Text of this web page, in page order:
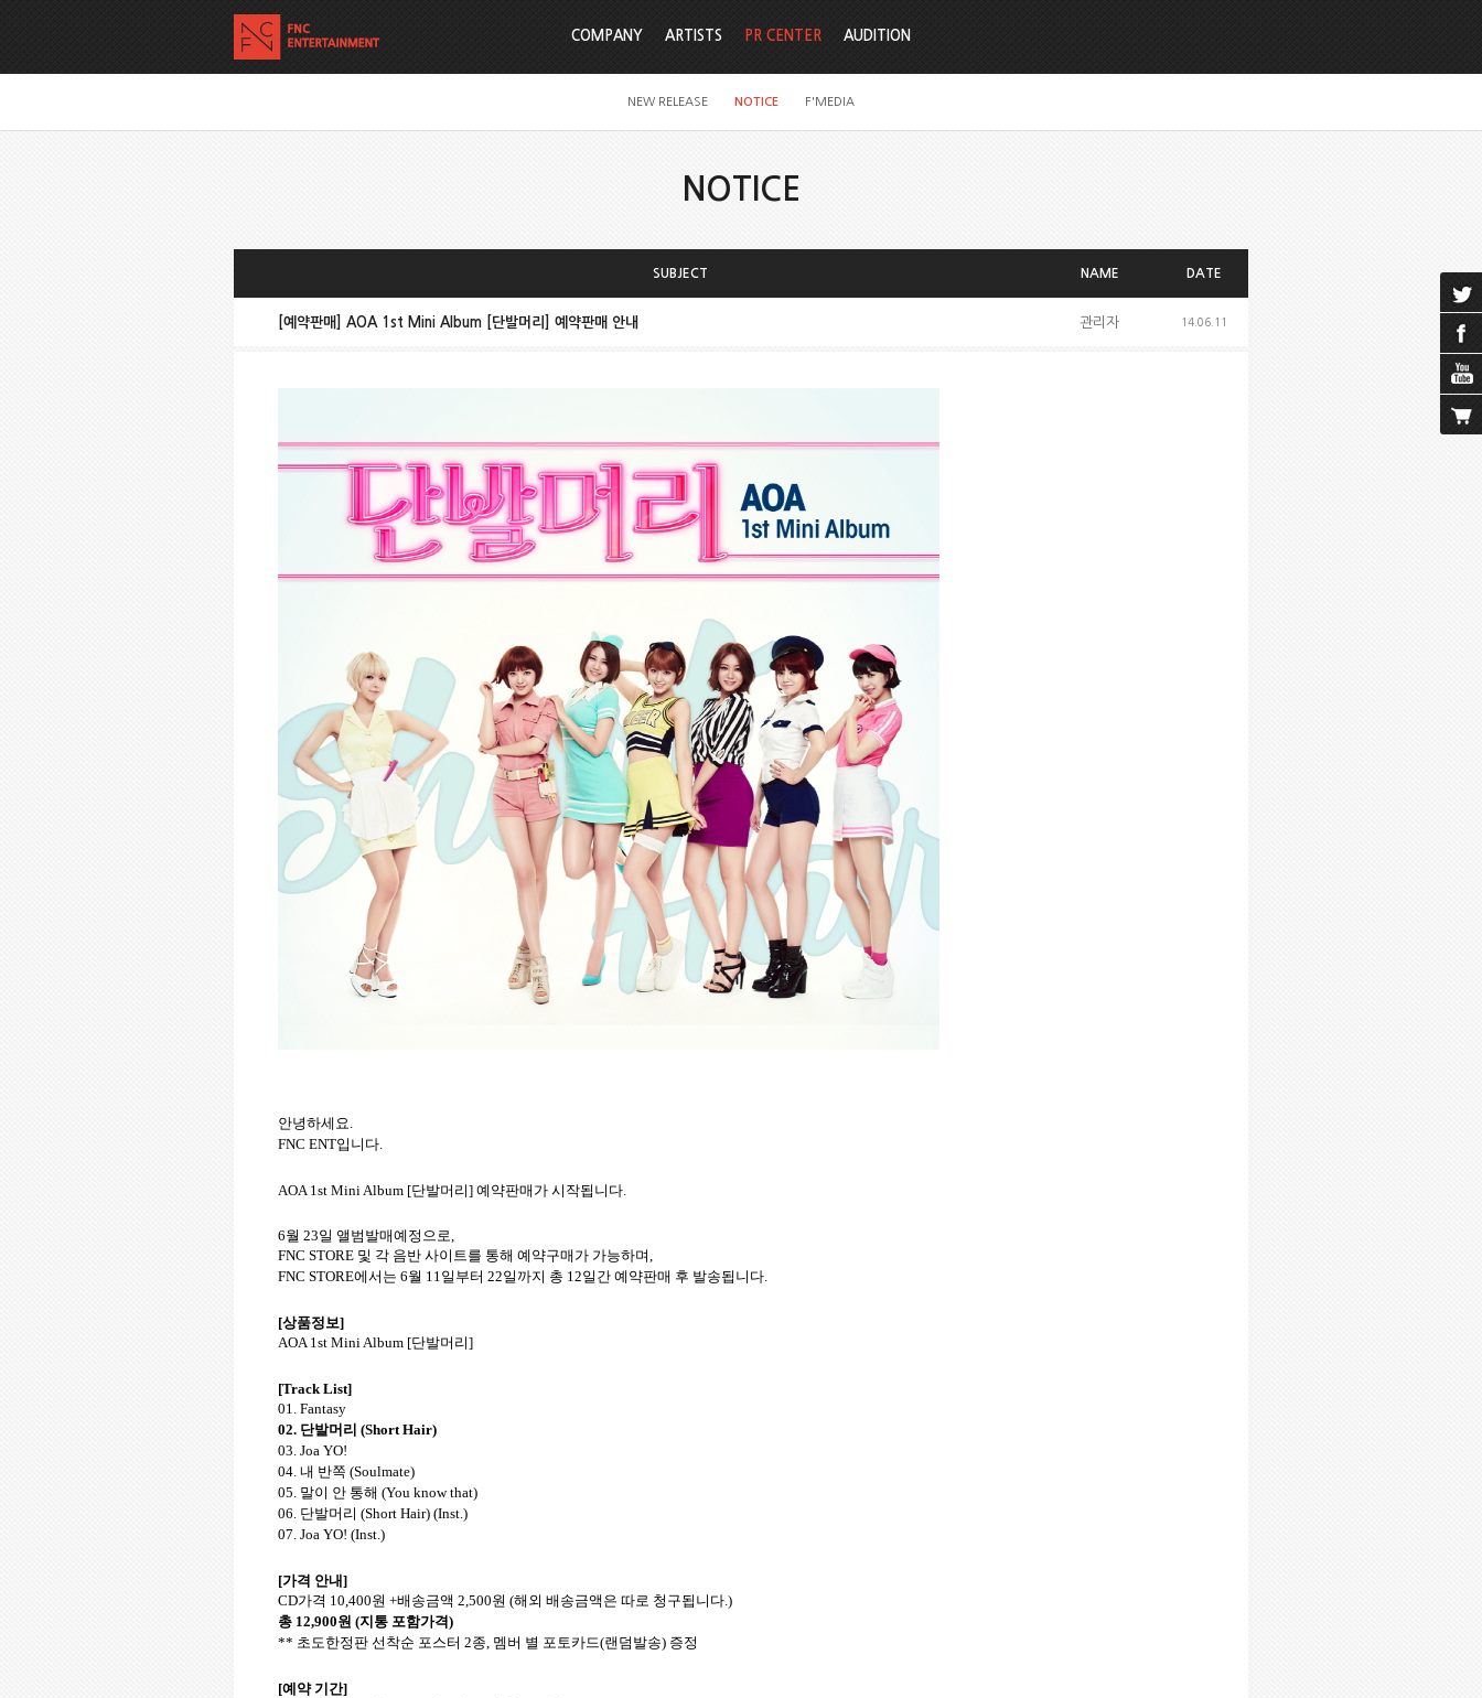
COMPANY ARTISTS PR CENTER
NEW RELEASE NOTICE F'MEDIA
AUDITION
NOTICE
SUBJECT NAME DATE
[예약판매] AOA 1st Mini Album [단발머리] 예약판매 안내 관리자 14.06.11
안녕하세요.
FNC ENT입니다.
AOA 1st Mini Album [단발머리] 예약판매가 시작됩니다.
6월 23일 앨범발매예정으로,
FNC STORE 및 각 음반 사이트를 통해 예약구매가 가능하며,
FNC STORE에서는 6월 11일부터 22일까지 총 12일간 예약판매 후 발송됩니다.
[상품정보]
AOA 1st Mini Album [단발머리]
[Track List]
01. Fantasy
02. 단발머리 (Short Hair)
03. Joa YO!
04. 내 반쪽 (Soulmate)
05. 말이 안 통해 (You know that)
06. 단발머리 (Short Hair) (Inst.)
07. Joa YO! (Inst.)
[가격 안내]
CD가격 10,400원 +배송금액 2,500원 (해외 배송금액은 따로 청구됩니다.)
총 12,900원 (지통 포함가격)
** 초도한정판 선착순 포스터 2종, 멤버 별 포토카드(랜덤발송) 증정
[예약 기간]